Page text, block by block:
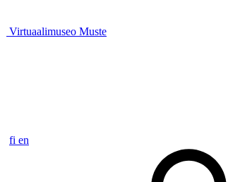
Virtuaalimuseo Muste
fi en